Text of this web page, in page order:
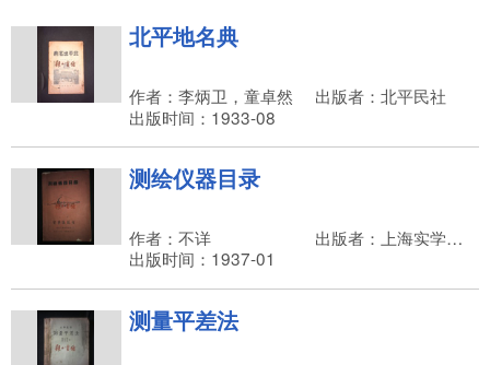
北平地名典
作者：李炳卫，童卓然
出版者：北平民社
出版时间：1933-08
测绘仪器目录
作者：不详
出版者：上海实学通艺馆
出版时间：1937-01
测量平差法